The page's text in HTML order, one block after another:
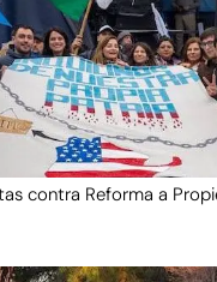
contra Reforma a